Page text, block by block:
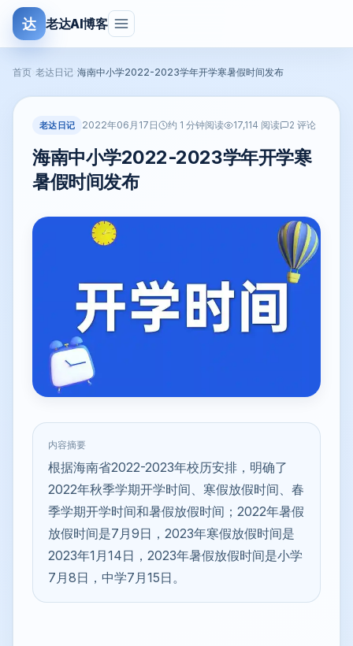
达 老达AI博客
首页 老达日记 海南中小学2022-2023学年开学寒暑假时间发布
老达日记 2022年06月17日 约 1 分钟阅读 17,114 阅读 2 评论
海南中小学2022-2023学年开学寒
暑假时间发布
内容摘要
根据海南省2022-2023年校历安排，明确了
2022年秋季学期开学时间、寒假放假时间、春
季学期开学时间和暑假放假时间；2022年暑假
放假时间是7月9日，2023年寒假放假时间是
2023年1月14日，2023年暑假放假时间是小学
7月8日，中学7月15日。